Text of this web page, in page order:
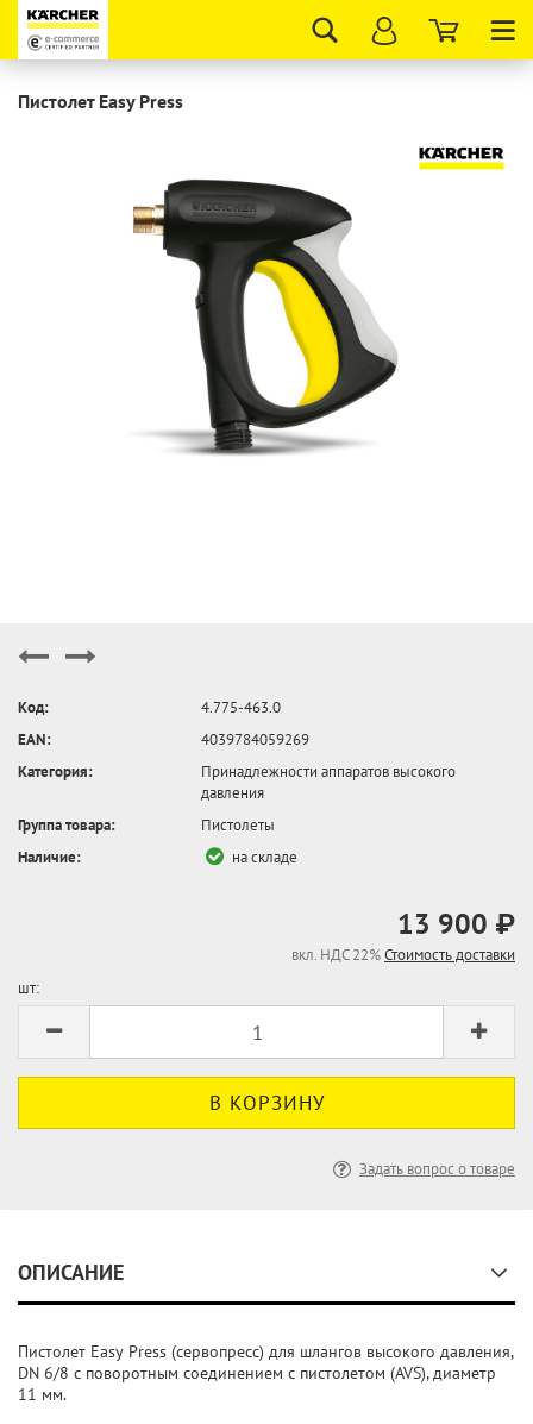
Пистолет Easy Press
Код:
4.775-463.0
EAN:
4039784059269
Категория:
Принадлежности аппаратов высокого
давления
Группа товара:
Пистолеты
Наличие:
на складе
13 900 ₽
вкл. НДС 22%Стоимость доставки
шт:
Задать вопрос о товаре
ОПИСАНИЕ
Пистолет Easy Press (сервопресс) для шлангов высокого давления,
DN 6/8 с поворотным соединением с пистолетом (AVS), диаметр
11 мм.